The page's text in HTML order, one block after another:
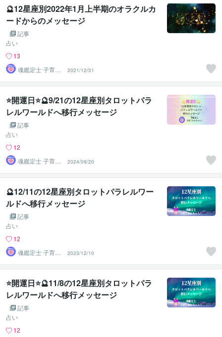
🔮12星座別2022年1月上半期のオラクルカ
ードからのメッセージ
記事
占い
13
魂鑑定士 子育て
かぁちゃん！
2021/12/31
⭐開運日⭐🔮9/21の12星座別タロットパラ
レルワールドへ移行メッセージ
記事
占い
12
魂鑑定士 子育て
かぁちゃん！
2024/09/20
🔮12/11の12星座別タロットパラレルワー
ルドへ移行メッセージ
記事
占い
12
魂鑑定士 子育て
かぁちゃん！
2023/12/10
⭐開運日⭐🔮11/8の12星座別タロットパラ
レルワールドへ移行メッセージ
記事
占い
12